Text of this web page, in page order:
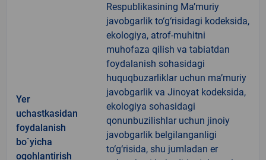
Yer
uchastkasidan
foydalanish
bo`yicha
ogohlantirish
Respublikasining Ma’muriy
javobgarlik to‘g‘risidagi kodeksida,
ekologiya, atrof-muhitni
muhofaza qilish va tabiatdan
foydalanish sohasidagi
huquqbuzarliklar uchun ma’muriy
javobgarlik va Jinoyat kodeksida,
ekologiya sohasidagi
qonunbuzilishlar uchun jinoiy
javobgarlik belgilanganligi
to‘g‘risida, shu jumladan er